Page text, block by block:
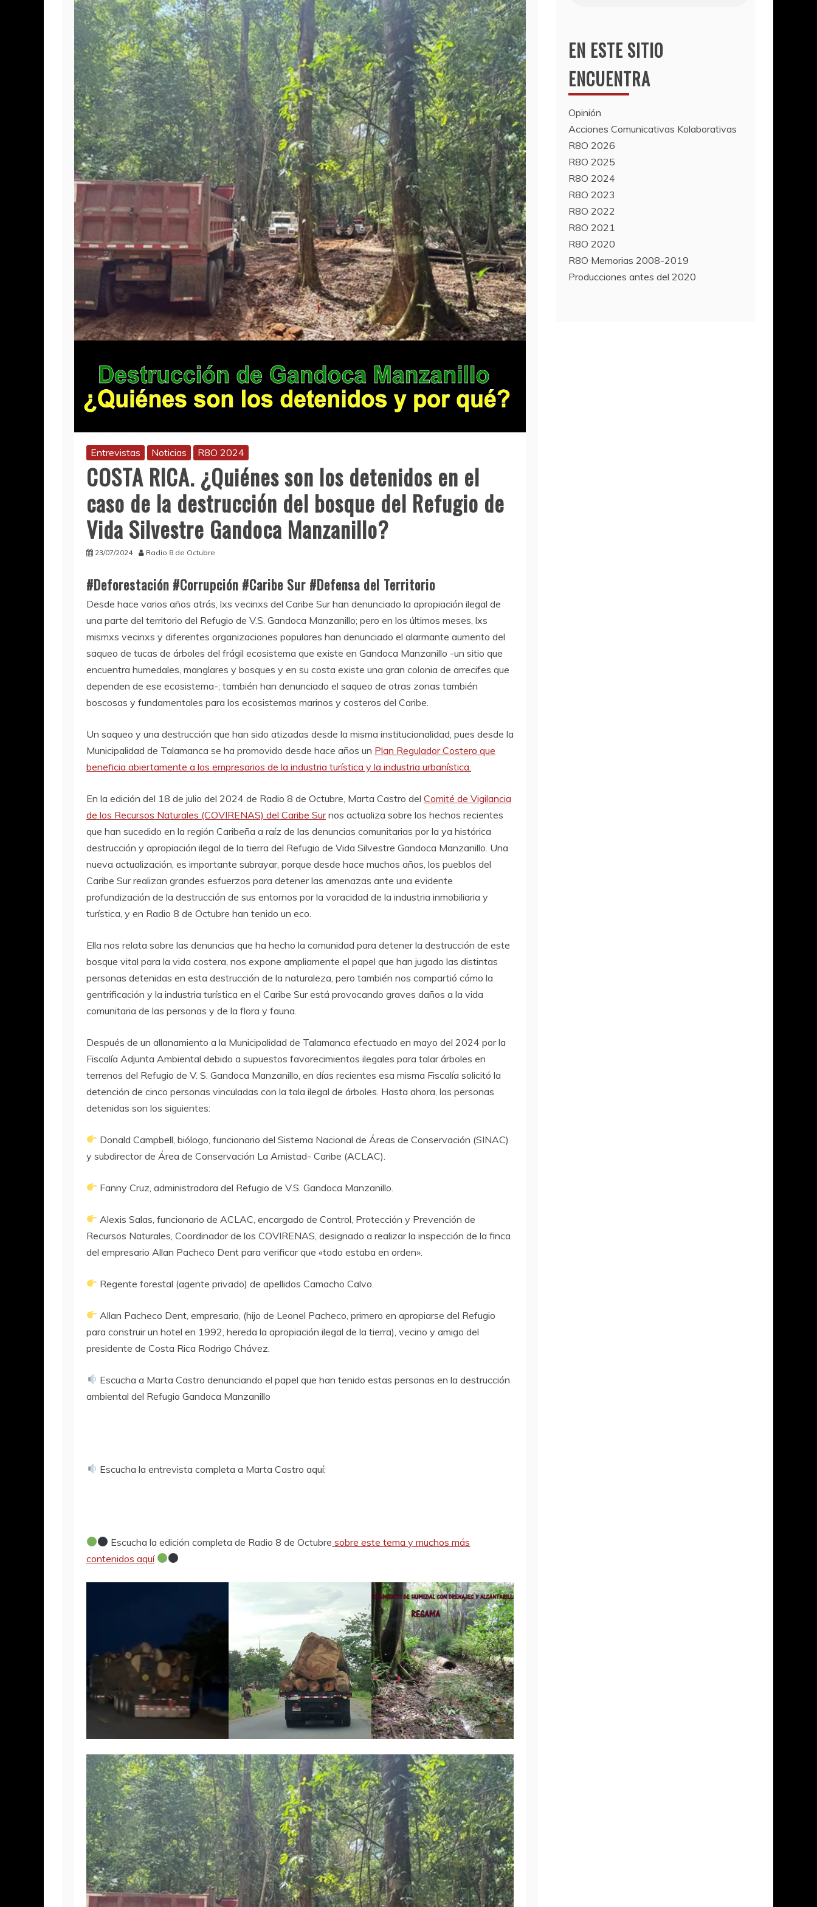
Entrevistas Noticias R8O 2024
COSTA RICA. ¿Quiénes son los detenidos en el
caso de la destrucción del bosque del Refugio de
Vida Silvestre Gandoca Manzanillo?
23/07/2024 Radio 8 de Octubre
#Deforestación #Corrupción #Caribe Sur #Defensa del Territorio
Desde hace varios años atrás, lxs vecinxs del Caribe Sur han denunciado la apropiación ilegal de
una parte del territorio del Refugio de V.S. Gandoca Manzanillo; pero en los últimos meses, lxs
mismxs vecinxs y diferentes organizaciones populares han denunciado el alarmante aumento del
saqueo de tucas de árboles del frágil ecosistema que existe en Gandoca Manzanillo -un sitio que
encuentra humedales, manglares y bosques y en su costa existe una gran colonia de arrecifes que
dependen de ese ecosistema-; también han denunciado el saqueo de otras zonas también
boscosas y fundamentales para los ecosistemas marinos y costeros del Caribe.
Un saqueo y una destrucción que han sido atizadas desde la misma institucionalidad, pues desde la
Municipalidad de Talamanca se ha promovido desde hace años un Plan Regulador Costero que
beneficia abiertamente a los empresarios de la industria turística y la industria urbanística.
En la edición del 18 de julio del 2024 de Radio 8 de Octubre, Marta Castro del Comité de Vigilancia
de los Recursos Naturales (COVIRENAS) del Caribe Surnos actualiza sobre los hechos recientes
que han sucedido en la región Caribeña a raíz de las denuncias comunitarias por la ya histórica
destrucción y apropiación ilegal de la tierra del Refugio de Vida Silvestre Gandoca Manzanillo. Una
nueva actualización, es importante subrayar, porque desde hace muchos años, los pueblos del
Caribe Sur realizan grandes esfuerzos para detener las amenazas ante una evidente
profundización de la destrucción de sus entornos por la voracidad de la industria inmobiliaria y
turística, y en Radio 8 de Octubre han tenido un eco.
Ella nos relata sobre las denuncias que ha hecho la comunidad para detener la destrucción de este
bosque vital para la vida costera, nos expone ampliamente el papel que han jugado las distintas
personas detenidas en esta destrucción de la naturaleza, pero también nos compartió cómo la
gentrificación y la industria turística en el Caribe Sur está provocando graves daños a la vida
comunitaria de las personas y de la flora y fauna.
Después de un allanamiento a la Municipalidad de Talamanca efectuado en mayo del 2024 por la
Fiscalía Adjunta Ambiental debido a supuestos favorecimientos ilegales para talar árboles en
terrenos del Refugio de V. S. Gandoca Manzanillo, en días recientes esa misma Fiscalía solicitó la
detención de cinco personas vinculadas con la tala ilegal de árboles. Hasta ahora, las personas
detenidas son los siguientes:
Donald Campbell, biólogo, funcionario del Sistema Nacional de Áreas de Conservación (SINAC)
y subdirector de Área de Conservación La Amistad- Caribe (ACLAC).
Fanny Cruz, administradora del Refugio de V.S. Gandoca Manzanillo.
Alexis Salas, funcionario de ACLAC, encargado de Control, Protección y Prevención de
Recursos Naturales, Coordinador de los COVIRENAS, designado a realizar la inspección de la finca
del empresario Allan Pacheco Dent para verificar que «todo estaba en orden».
Regente forestal (agente privado) de apellidos Camacho Calvo.
Allan Pacheco Dent, empresario, (hijo de Leonel Pacheco, primero en apropiarse del Refugio
para construir un hotel en 1992, hereda la apropiación ilegal de la tierra), vecino y amigo del
presidente de Costa Rica Rodrigo Chávez.
Escucha a Marta Castro denunciando el papel que han tenido estas personas en la destrucción
ambiental del Refugio Gandoca Manzanillo
Escucha la entrevista completa a Marta Castro aquí:
Escucha la edición completa de Radio 8 de Octubre sobre este tema y muchos más
contenidos aquí
EN ESTE SITIO
ENCUENTRA
Opinión
Acciones Comunicativas Kolaborativas
R8O 2026
R8O 2025
R8O 2024
R8O 2023
R8O 2022
R8O 2021
R8O 2020
R8O Memorias 2008-2019
Producciones antes del 2020